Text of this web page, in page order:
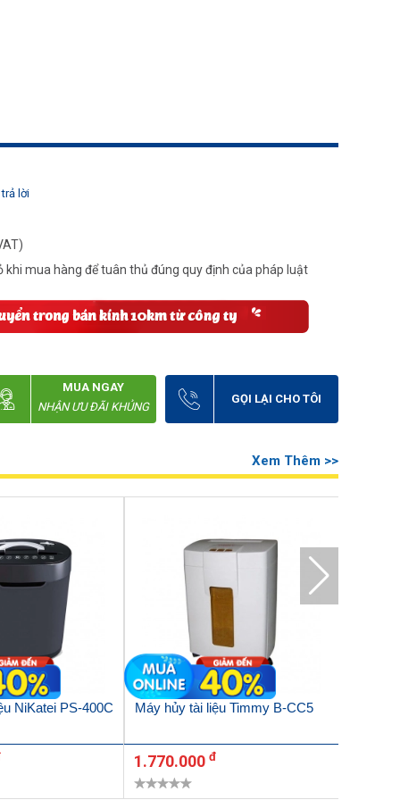
lời
khi mua hàng để tuân thủ đúng quy định của pháp luật
MUA NGAY
NHẬN ƯU ĐÃI KHỦNG
GỌI LẠI CHO TÔI
Xem Thêm >>
NiKatei PS-400C Máy hủy tài liệu Timmy B-CC5
1.770.000 đ